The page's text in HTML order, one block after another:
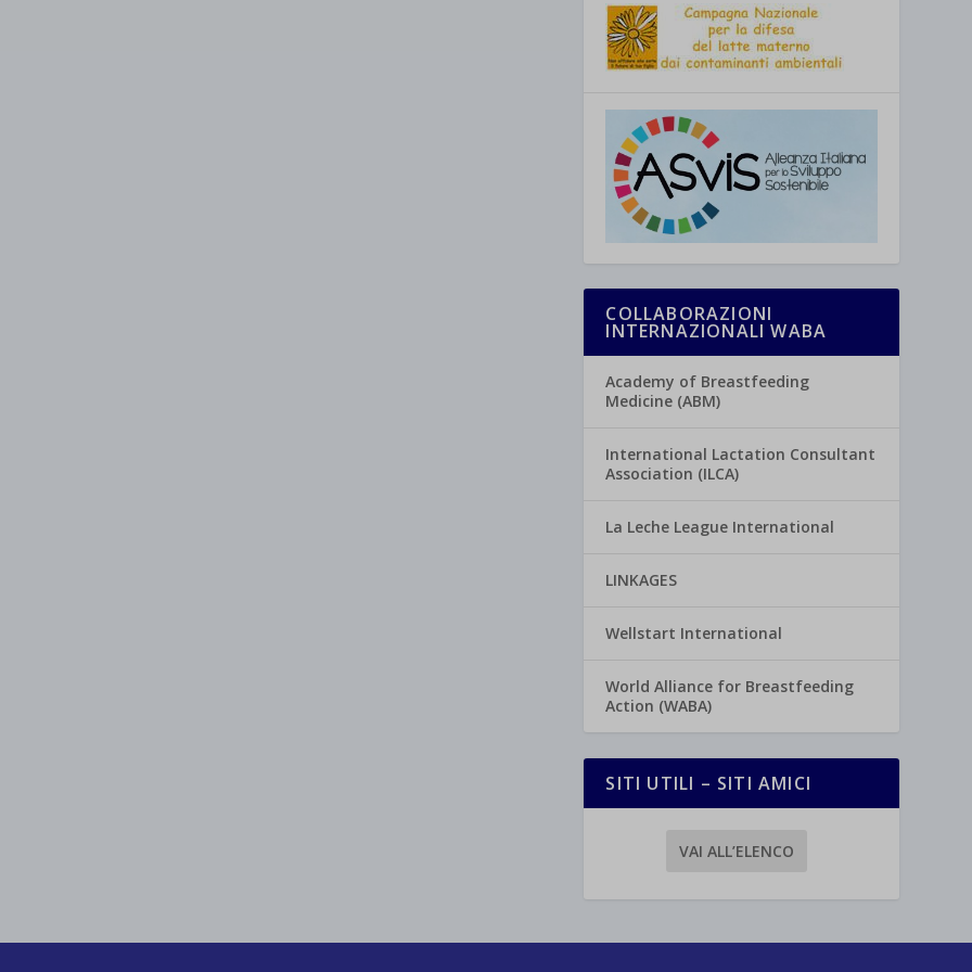
COLLABORAZIONI
INTERNAZIONALI WABA
Academy of Breastfeeding
Medicine (ABM)
International Lactation Consultant
Association (ILCA)
La Leche League International
LINKAGES
Wellstart International
World Alliance for Breastfeeding
Action (WABA)
SITI UTILI – SITI AMICI
VAI ALL’ELENCO